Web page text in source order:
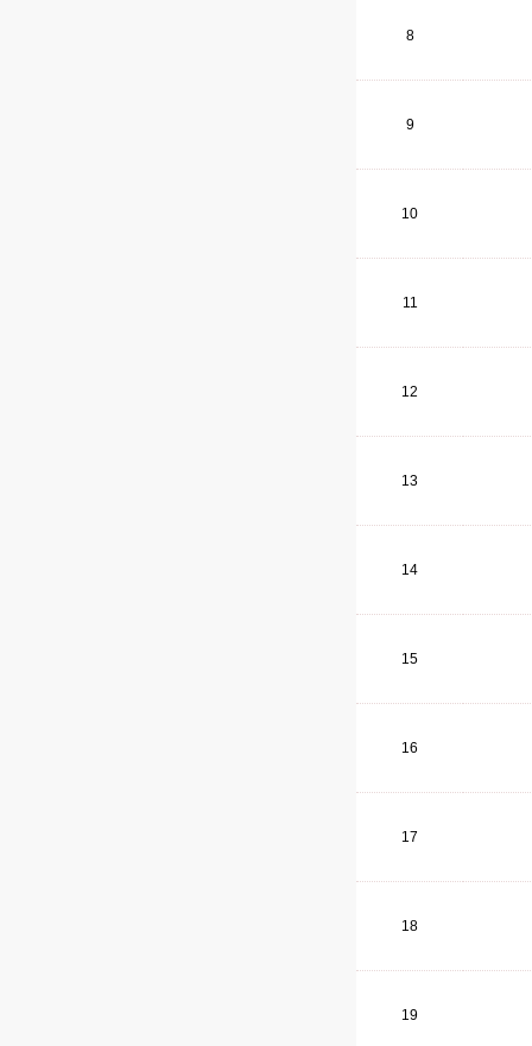
8
9
10
11
12
13
14
15
16
17
18
19